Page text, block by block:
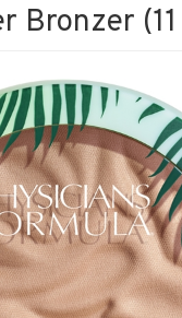
Bronzer